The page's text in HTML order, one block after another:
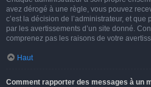
avez dérogé à une règle, vous pouvez
c’est la décision de l’administrateur, et que
par les avertissements d’un site donné.
comprenez pas les raisons de votre
Haut
Comment rapporter des messages à un